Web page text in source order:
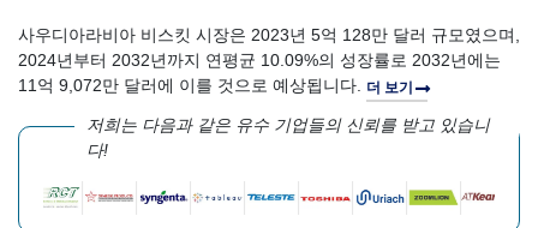
사우디아라비아 비스킷 시장은 2023년 5억 128만 달러 규모였으며,
2024년부터 2032년까지 연평균 10.09%의 성장률로 2032년에는
11억 9,072만 달러에 이를 것으로 예상됩니다.
더 보기
저희는 다음과 같은 유수 기업들의 신뢰를 받고 있습니
다!